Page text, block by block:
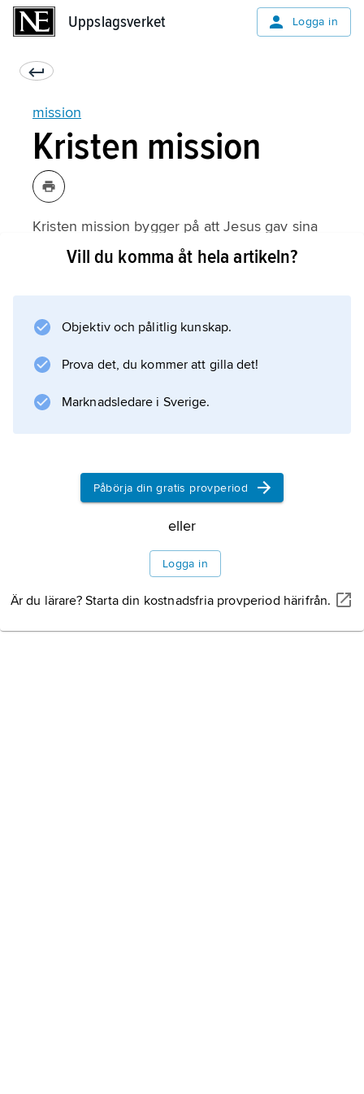
Uppslagsverket Logga in
mission
Kristen mission
Kristen mission bygger på att Jesus gav sina
apostlar i uppdrag att göra alla folk till
Information om artikeln
Vill du komma åt hela artikeln?
Objektiv och pålitlig kunskap.
Prova det, du kommer att gilla det!
Marknadsledare i Sverige.
Påbörja din gratis provperiod
eller
Logga in
Är du lärare? Starta din kostnadsfria provperiod härifrån.